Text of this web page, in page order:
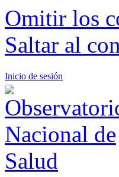
Omitir los
Saltar al
Inicio de sesión